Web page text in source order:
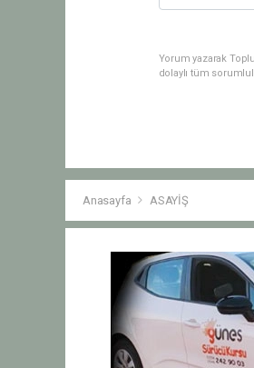
Yorum yazarak
dolaylı tüm
Anasayfa ASAYİŞ